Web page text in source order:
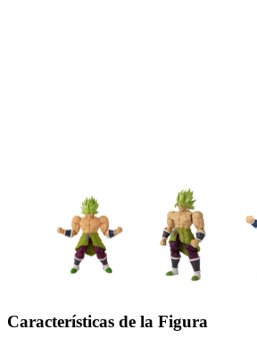
Características de la Figura